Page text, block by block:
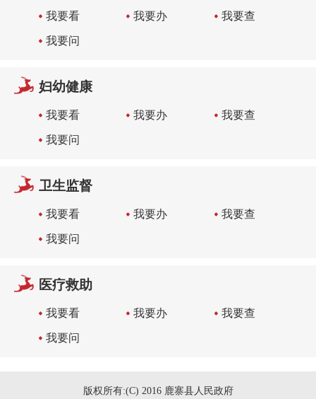
我要看 我要办 我要查
我要问
妇幼健康
我要看 我要办 我要查
我要问
卫生监督
我要看 我要办 我要查
我要问
医疗救助
我要看 我要办 我要查
我要问
版权所有:(C) 2016 鹿寨县人民政府